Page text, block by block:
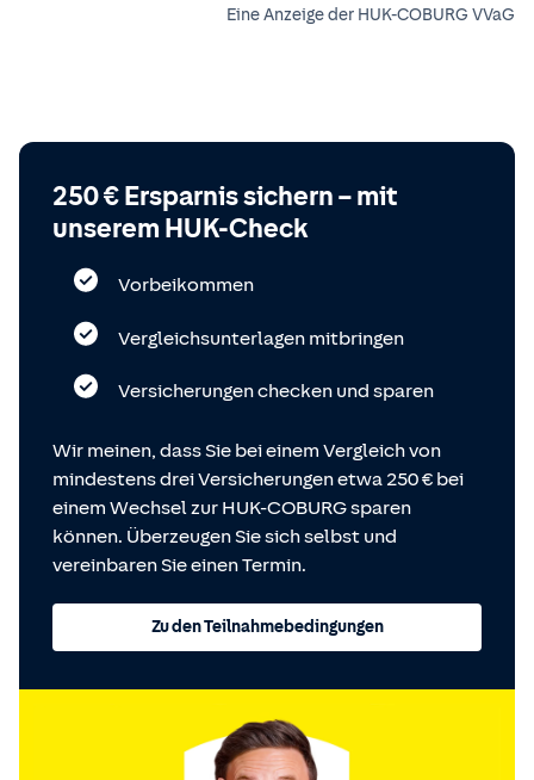
Eine Anzeige der HUK-COBURG VVaG
250 € Ersparnis sichern – mit
unserem HUK-Check
Vorbeikommen
Vergleichsunterlagen mitbringen
Versicherungen checken und sparen
Wir meinen, dass Sie bei einem Vergleich von
mindestens drei Versicherungen etwa 250 € bei
einem Wechsel zur HUK-COBURG sparen
können. Überzeugen Sie sich selbst und
vereinbaren Sie einen Termin.
Zu den Teilnahmebedingungen